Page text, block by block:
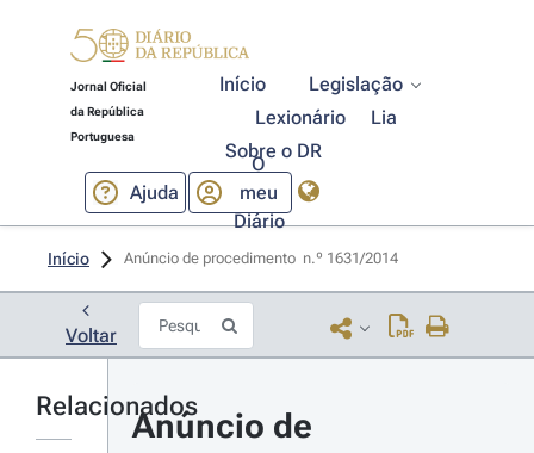
Jornal Oficial
da República
Portuguesa
Início
Legislação
Lexionário
Lia
Sobre o DR
Ajuda
O
meu
Diário
Início Anúncio de procedimento  n.º 1631/2014
Voltar
Relacionados
Anúncio de